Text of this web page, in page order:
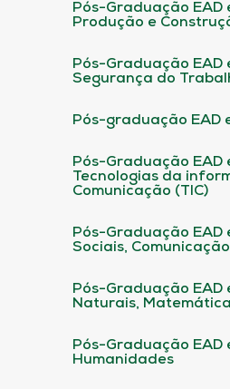
Pós-Graduação EAD
Produção e
Pós-Graduação EAD
Segurança do
Pós-graduação EAD
Pós-Graduação EAD
Tecnologias da
Comunicação (TIC)
Pós-Graduação EAD
Sociais,
Pós-Graduação EAD
Naturais,
Pós-Graduação EAD
Humanidades